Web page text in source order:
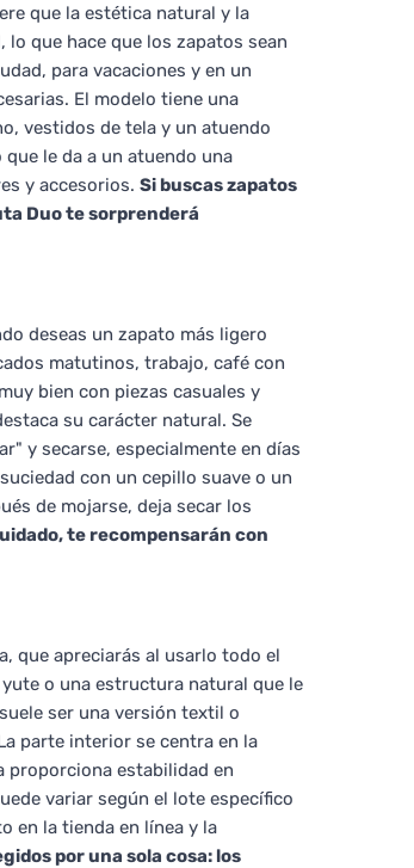
que la estética natural y la
que hace que los zapatos sean
para vacaciones y en un
El modelo tiene una
vestidos de tela y un atuendo
le da a un atuendo una
y accesorios. Si buscas zapatos
Duo te sorprenderá
deseas un zapato más ligero
matutinos, trabajo, café con
bien con piezas casuales y
su carácter natural. Se
y secarse, especialmente en días
con un cepillo suave o un
de mojarse, deja secar los
te recompensarán con
que apreciarás al usarlo todo el
o una estructura natural que le
ser una versión textil o
parte interior se centra en la
proporciona estabilidad en
variar según el lote específico
en la tienda en línea y la
por una sola cosa: los